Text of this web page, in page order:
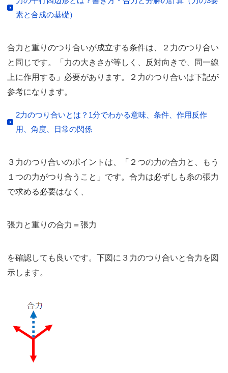
素と合成の基礎）
合力と重りのつり合いが成立する条件は、２力のつり合い
と同じです。「力の大きさが等しく、反対向きで、同一線
上に作用する」必要があります。２力のつり合いは下記が
参考になります。
2力のつり合いとは？1分でわかる意味、条件、作用反作
用、角度、日常の関係
３力のつり合いのポイントは、「２つの力の合力と、もう
１つの力がつり合うこと」です。合力は必ずしも糸の張力
で求める必要はなく、
張力と重りの合力＝張力
を確認しても良いです。下図に３力のつり合いと合力を図
示します。